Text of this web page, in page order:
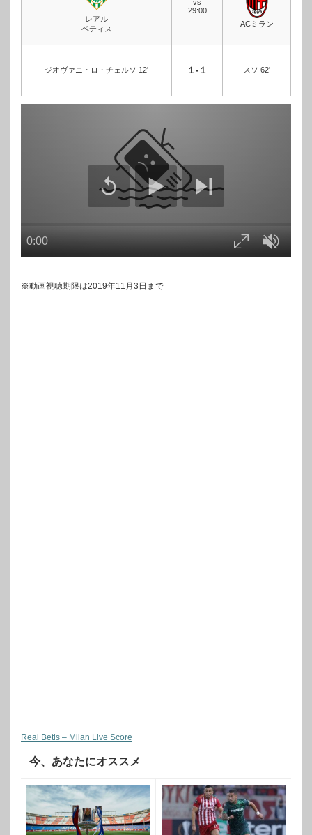
レアル
ベティス
vs
29:00
ACミラン
ジオヴァニ・ロ・チェルソ 12' １-１ スソ 62'
※動画視聴期限は2019年11月3日まで
Real Betis – Milan Live Score
今、あなたにオススメ